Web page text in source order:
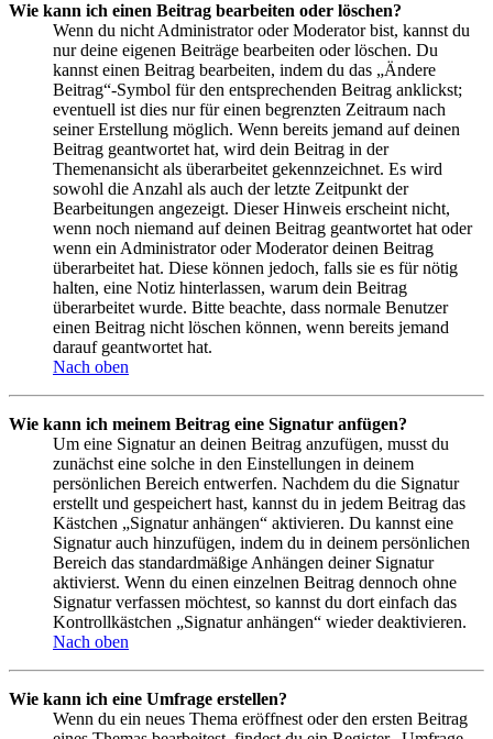
Wie kann ich einen Beitrag bearbeiten oder löschen?
Wenn du nicht Administrator oder Moderator bist, kannst du
nur deine eigenen Beiträge bearbeiten oder löschen. Du
kannst einen Beitrag bearbeiten, indem du das „Ändere
Beitrag“-Symbol für den entsprechenden Beitrag anklickst;
eventuell ist dies nur für einen begrenzten Zeitraum nach
seiner Erstellung möglich. Wenn bereits jemand auf deinen
Beitrag geantwortet hat, wird dein Beitrag in der
Themenansicht als überarbeitet gekennzeichnet. Es wird
sowohl die Anzahl als auch der letzte Zeitpunkt der
Bearbeitungen angezeigt. Dieser Hinweis erscheint nicht,
wenn noch niemand auf deinen Beitrag geantwortet hat oder
wenn ein Administrator oder Moderator deinen Beitrag
überarbeitet hat. Diese können jedoch, falls sie es für nötig
halten, eine Notiz hinterlassen, warum dein Beitrag
überarbeitet wurde. Bitte beachte, dass normale Benutzer
einen Beitrag nicht löschen können, wenn bereits jemand
darauf geantwortet hat.
Nach oben
Wie kann ich meinem Beitrag eine Signatur anfügen?
Um eine Signatur an deinen Beitrag anzufügen, musst du
zunächst eine solche in den Einstellungen in deinem
persönlichen Bereich entwerfen. Nachdem du die Signatur
erstellt und gespeichert hast, kannst du in jedem Beitrag das
Kästchen „Signatur anhängen“ aktivieren. Du kannst eine
Signatur auch hinzufügen, indem du in deinem persönlichen
Bereich das standardmäßige Anhängen deiner Signatur
aktivierst. Wenn du einen einzelnen Beitrag dennoch ohne
Signatur verfassen möchtest, so kannst du dort einfach das
Kontrollkästchen „Signatur anhängen“ wieder deaktivieren.
Nach oben
Wie kann ich eine Umfrage erstellen?
Wenn du ein neues Thema eröffnest oder den ersten Beitrag